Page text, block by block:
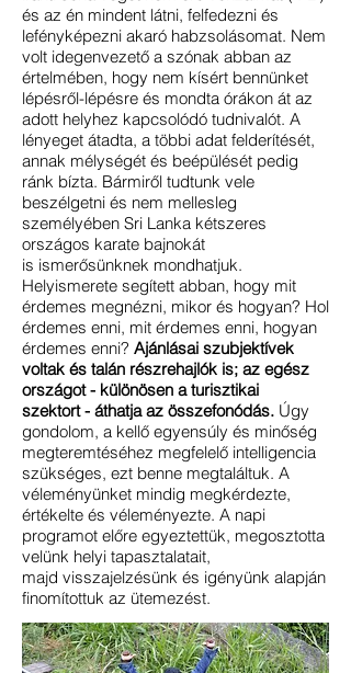
és az én mindent látni, felfedezni és
lefényképezni akaró habzsolásomat. Nem
volt idegenvezető a szónak abban az
értelmében, hogy nem kísért bennünket
lépésről-lépésre és mondta órákon át az
adott helyhez kapcsolódó tudnivalót. A
lényeget átadta, a többi adat felderítését,
annak mélységét és beépülését pedig
ránk bízta. Bármiről tudtunk vele
beszélgetni és nem mellesleg
személyében Sri Lanka kétszeres
országos karate bajnokát
is ismerősünknek mondhatjuk.
Helyismerete segített abban, hogy mit
érdemes megnézni, mikor és hogyan? Hol
érdemes enni, mit érdemes enni, hogyan
érdemes enni? Ajánlásai szubjektívek
voltak és talán részrehajlók is; az egész
országot - különösen a turisztikai
szektort - áthatja az összefonódás. Úgy
gondolom, a kellő egyensúly és minőség
megteremtéséhez megfelelő intelligencia
szükséges, ezt benne megtaláltuk. A
véleményünket mindig megkérdezte,
értékelte és véleményezte. A napi
programot előre egyeztettük, megosztotta
velünk helyi tapasztalatait,
majd visszajelzésünk és igényünk alapján
finomítottuk az ütemezést.